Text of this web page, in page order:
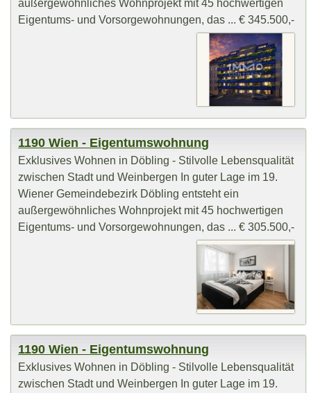
außergewöhnliches Wohnprojekt mit 45 hochwertigen
Eigentums- und Vorsorgewohnungen, das ... € 345.500,-
1190 Wien - Eigentumswohnung
Exklusives Wohnen in Döbling - Stilvolle Lebensqualität
zwischen Stadt und Weinbergen In guter Lage im 19.
Wiener Gemeindebezirk Döbling entsteht ein
außergewöhnliches Wohnprojekt mit 45 hochwertigen
Eigentums- und Vorsorgewohnungen, das ... € 305.500,-
1190 Wien - Eigentumswohnung
Exklusives Wohnen in Döbling - Stilvolle Lebensqualität
zwischen Stadt und Weinbergen In guter Lage im 19.